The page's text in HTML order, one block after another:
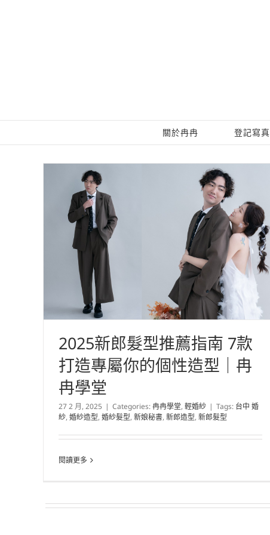
關於冉冉 登記寫真
2025新郎髮型推薦指南 7款
打造專屬你的個性造型｜冉
冉學堂
27 2 月, 2025 | Categories:冉冉學堂, 輕婚紗 | Tags: 台中 婚
紗, 婚紗造型, 婚紗髮型, 新娘秘書, 新郎造型, 新郎髮型
閱讀更多